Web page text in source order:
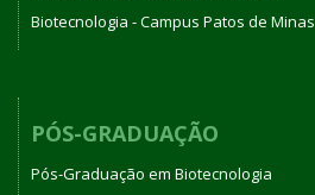
Biotecnologia - Campus Patos de Minas
PÓS-GRADUAÇÃO
Pós-Graduação em Biotecnologia